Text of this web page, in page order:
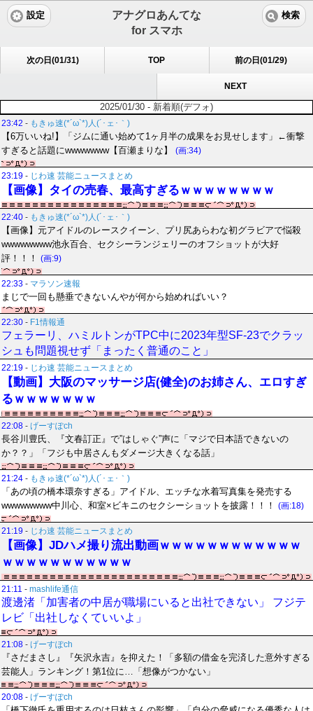
アナグロあんてな
for スマホ
設定 検索
次の日(01/31) TOP 前の日(01/29)
NEXT
2025/01/30 - 新着順(デフォ)
23:42 - もきゅ速(*´ω`*)人(´･ェ･｀)
【6万いいね!】「ジムに通い始めて1ヶ月半の成果をお見せします」←衝撃
すぎると話題にwwwwwww【百瀬まりな】
(画:34)
23:19 - じわ速 芸能ニュースまとめ
【画像】タイの売春、最高すぎるｗｗｗｗｗｗｗｗ
22:40 - もきゅ速(*´ω`*)人(´･ェ･｀)
【画像】元アイドルのレースクイーン、プリ尻あらわな初グラビアで悩殺
wwwwwwww池永百合、セクシーランジェリーのオフショットが大好
評！！！
(画:9)
22:33 - マラソン速報
まじで一回も懸垂できないんやが何から始めればいい？
22:30 - F1情報通
フェラーリ、ハミルトンがTPC中に2023年型SF-23でクラッ
シュも問題視せず「まったく普通のこと」
22:19 - じわ速 芸能ニュースまとめ
【動画】大阪のマッサージ店(健全)のお姉さん、エロすぎ
るｗｗｗｗｗｗｗ
22:08 - げーすぽch
長谷川豊氏、『文春訂正』で”はしゃぐ”声に「マジで日本語できないの
か？？」「フジも中居さんもダメージ大きくなる話」
21:24 - もきゅ速(*´ω`*)人(´･ェ･｀)
「あの頃の橋本環奈すぎる」アイドル、エッチな水着写真集を発売する
wwwwwwww中川心、和室×ビキニのセクシーショットを披露！！！
(画:18)
21:19 - じわ速 芸能ニュースまとめ
【画像】JDハメ撮り流出動画ｗｗｗｗｗｗｗｗｗｗｗｗ
ｗｗｗｗｗｗｗｗｗｗｗ
21:11 - mashlife通信
渡邊渚「加害者の中居が職場にいると出社できない」 フジテ
レビ「出社しなくていいよ」
21:08 - げーすぽch
『さだまさし』『矢沢永吉』を抑えた！「多額の借金を完済した意外すぎる
芸能人」ランキング！第1位に…「想像がつかない」
20:08 - げーすぽch